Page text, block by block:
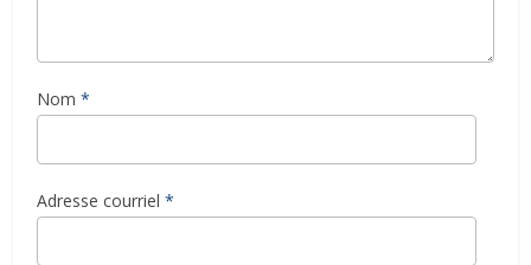
Nom *
Adresse courriel *